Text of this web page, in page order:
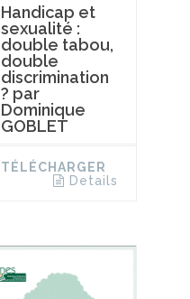
Handicap et
sexualité :
double tabou,
double
discrimination
? par
Dominique
GOBLET
TÉLÉCHARGER
Details